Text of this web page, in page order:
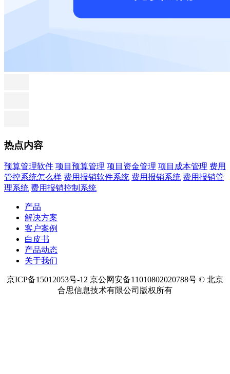
热点内容
预算管理软件 项目预算管理 项目资金管理 项目成本管理 费用
管控系统怎么样 费用报销软件系统 费用报销系统 费用报销管
理系统 费用报销控制系统
产品
解决方案
客户案例
白皮书
产品动态
关于我们
京ICP备15012053号-12 京公网安备11010802020788号 © 北京
合思信息技术有限公司版权所有